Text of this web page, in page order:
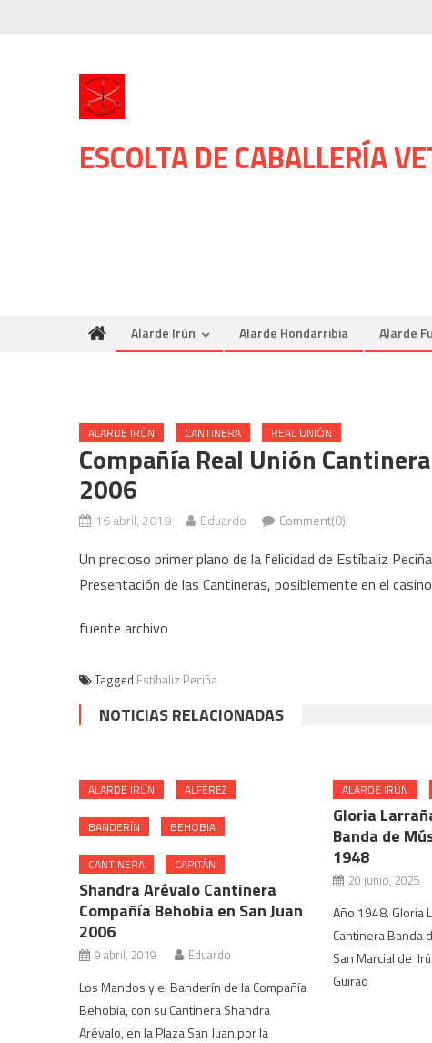
ESCOLTA DE CABALLERÍA
Alarde Irún Alarde Hondarribia Alarde
ALARDE IRÚN CANTINERA REAL UNIÓN
Compañía Real Unión
2006
16 abril, 2019 Eduardo Comment(0)
Un precioso primer plano de la felicidad de Estíbaliz
Presentación de las Cantineras, posiblemente en el
fuente archivo
Tagged Estíbaliz Peciña
NOTICIAS RELACIONADAS
ALARDE IRÚN ALFÉREZ
BANDERÍN BEHOBIA
CANTINERA CAPITÁN
Shandra Arévalo Cantinera
Compañía Behobia en San Juan
2006
9 abril, 2019 Eduardo
Los Mandos y el Banderín de la Compañía
Behobia, con su Cantinera Shandra
Arévalo, en la Plaza San Juan por la
ALARDE IRÚN
Gloria
Banda de
1948
20 junio, 2025
Año 1948. Gloria
Cantinera Banda
San Marcial de
Guirao